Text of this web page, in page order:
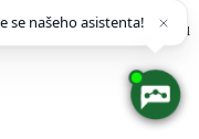
SMS a e-mailů
se našeho asistenta!